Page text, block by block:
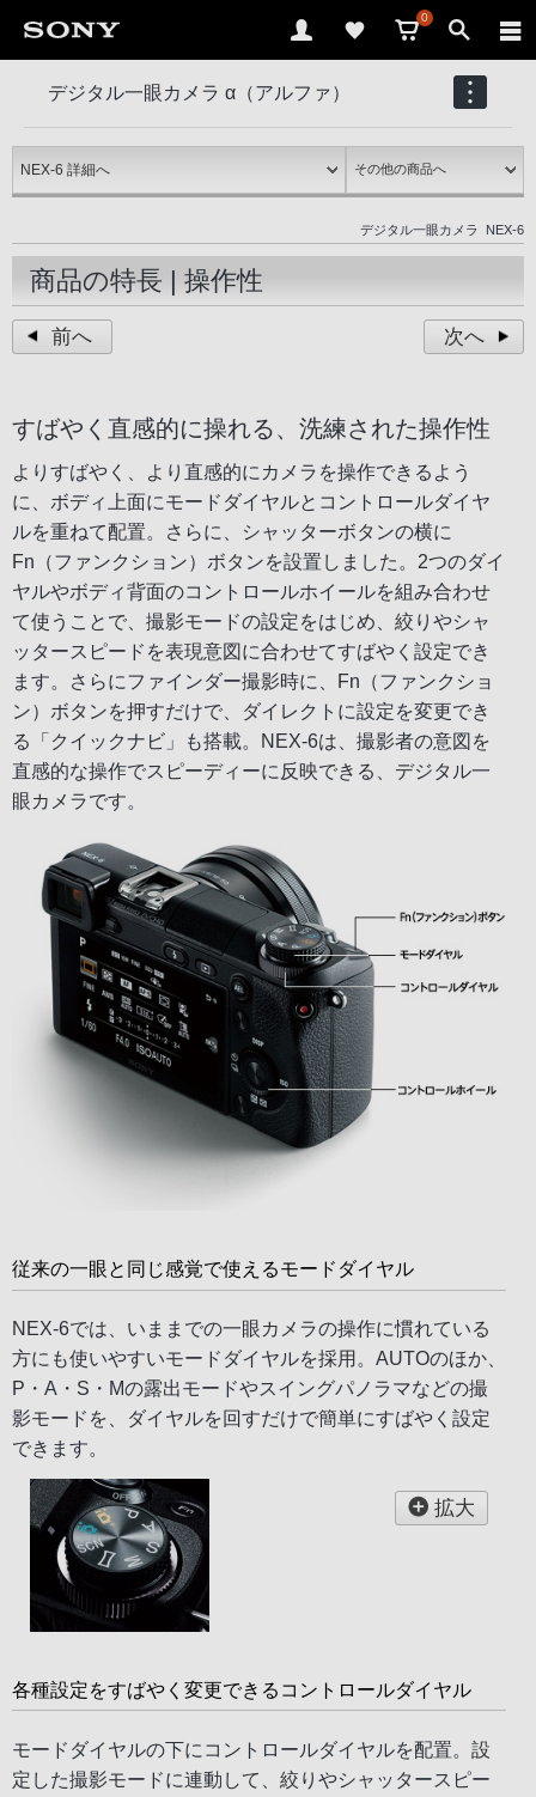
0
デジタル一眼カメラ α（アルファ）
NEX-6
デジタル一眼カメラ NEX-6
商品の特長 | 操作性
前へ 次へ
すばやく直感的に操れる、洗練された操作性
よりすばやく、より直感的にカメラを操作できるよう
に、ボディ上面にモードダイヤルとコントロールダイヤ
ルを重ねて配置。さらに、シャッターボタンの横に
Fn（ファンクション）ボタンを設置しました。2つのダイ
ヤルやボディ背面のコントロールホイールを組み合わせ
て使うことで、撮影モードの設定をはじめ、絞りやシャ
ッタースピードを表現意図に合わせてすばやく設定でき
ます。さらにファインダー撮影時に、Fn（ファンクショ
ン）ボタンを押すだけで、ダイレクトに設定を変更でき
る「クイックナビ」も搭載。NEX-6は、撮影者の意図を
直感的な操作でスピーディーに反映できる、デジタル一
眼カメラです。
従来の一眼と同じ感覚で使えるモードダイヤル
NEX-6では、いままでの一眼カメラの操作に慣れている
方にも使いやすいモードダイヤルを採用。AUTOのほか、
P・A・S・Mの露出モードやスイングパノラマなどの撮
影モードを、ダイヤルを回すだけで簡単にすばやく設定
できます。
拡大
各種設定をすばやく変更できるコントロールダイヤル
モードダイヤルの下にコントロールダイヤルを配置。設
定した撮影モードに連動して、絞りやシャッタースピー